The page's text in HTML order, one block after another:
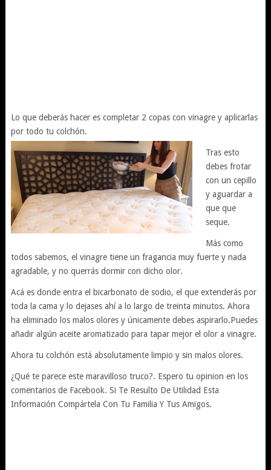
Lo que deberás hacer es completar 2 copas con vinagre y aplicarlas
por todo tu colchón.
Tras esto
debes frotar
con un cepillo
y aguardar a
que que
seque.
Más como
todos sabemos, el vinagre tiene un fragancia muy fuerte y nada
agradable, y no querrás dormir con dicho olor.
Acá es donde entra el bicarbonato de sodio, el que extenderás por
toda la cama y lo dejases ahí a lo largo de treinta minutos. Ahora
ha eliminado los malos olores y únicamente debes aspirarlo.Puedes
añadir algún aceite aromatizado para tapar mejor el olor a vinagre.
Ahora tu colchón está absolutamente limpio y sin malos olores.
¿Qué te parece este maravilloso truco?. Espero tu opinion en los
comentarios de Facebook. Si Te Resulto De Utilidad Esta
Información Compártela Con Tu Familia Y Tus Amigos.